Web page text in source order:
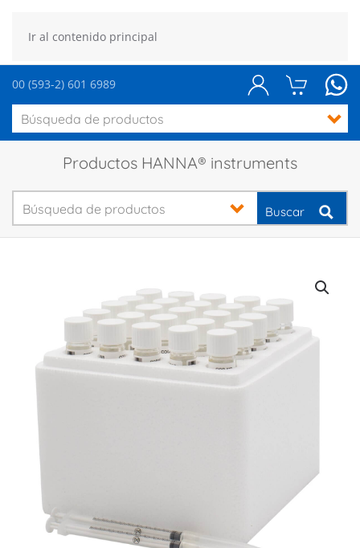
Ir al contenido principal
00 (593-2) 601 6989
Productos HANNA® instruments
Buscar